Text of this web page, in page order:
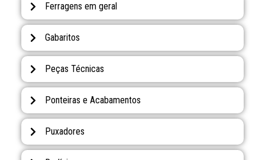
Ferragens em geral
Gabaritos
Peças Técnicas
Ponteiras e Acabamentos
Puxadores